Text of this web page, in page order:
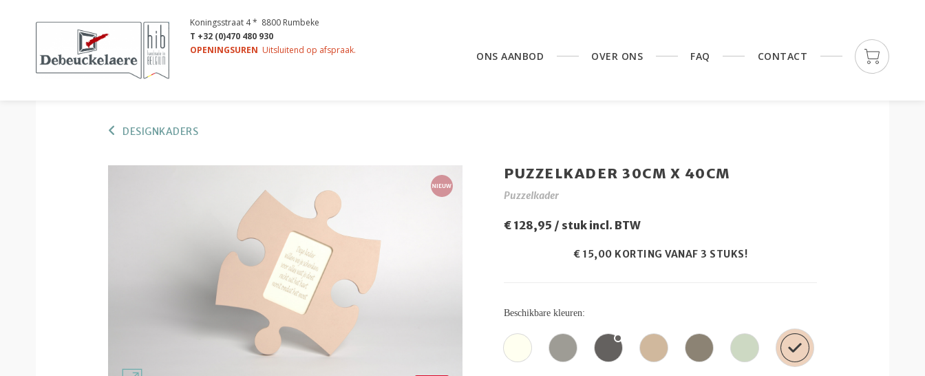
Koningsstraat 4 * 8800 Rumbeke
T +32 (0)470 480 930
OPENINGSUREN Uitsluitend op afspraak. ONS AANBOD OVER ONS FAQ CONTACT
DESIGNKADERS
PUZZELKADER 30CM X 40CM
Puzzelkader
€ 128,95 / stuk incl. BTW
€ 15,00 KORTING VANAF 3 STUKS!
Beschikbare kleuren: